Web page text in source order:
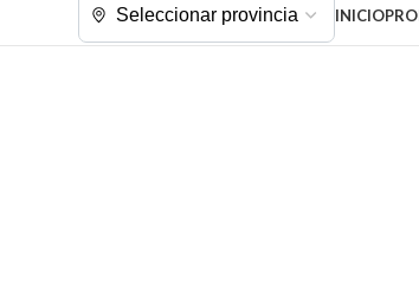
INICIO